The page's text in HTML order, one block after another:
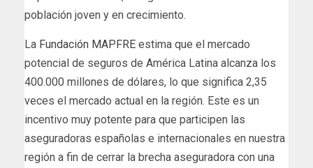
población joven y en crecimiento.
La Fundación MAPFRE estima que el mercado
potencial de seguros de América Latina alcanza los
400.000 millones de dólares, lo que significa 2,35
veces el mercado actual en la región. Este es un
incentivo muy potente para que participen las
aseguradoras españolas e internacionales en nuestra
región a fin de cerrar la brecha aseguradora con una